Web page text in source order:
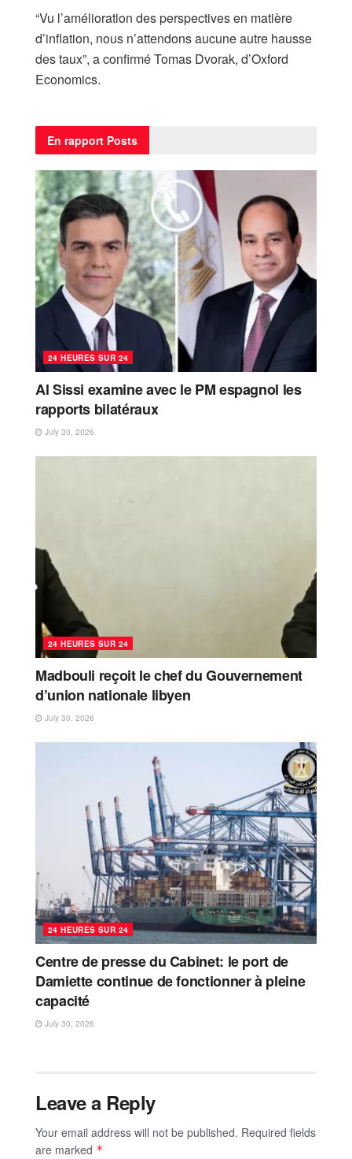
“Vu l’amélioration des perspectives en matière
d’inflation, nous n’attendons aucune autre hausse
des taux”, a confirmé Tomas Dvorak, d’Oxford
Economics.
En rapport Posts
24 HEURES SUR 24
Al Sissi examine avec le PM espagnol les
rapports bilatéraux
July 30, 2026
24 HEURES SUR 24
Madbouli reçoit le chef du Gouvernement
d’union nationale libyen
July 30, 2026
24 HEURES SUR 24
Centre de presse du Cabinet: le port de
Damiette continue de fonctionner à pleine
capacité
July 30, 2026
Leave a Reply
Your email address will not be published. Required fields
are marked *